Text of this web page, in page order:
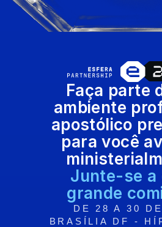
Faça parte
ambiente
apostólico
para você
Junte-se a
grande
DE 28 A 30
BRASÍLIA DF -